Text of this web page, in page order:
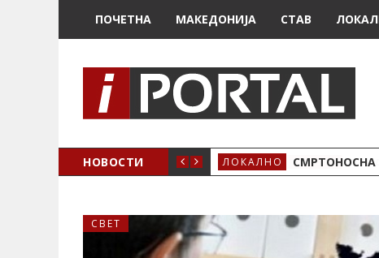
ПОЧЕТНА МАКЕДОНИЈА СТАВ
НОВОСТИ ЛОКАЛНО СМРТОНОСНА
СВЕТ